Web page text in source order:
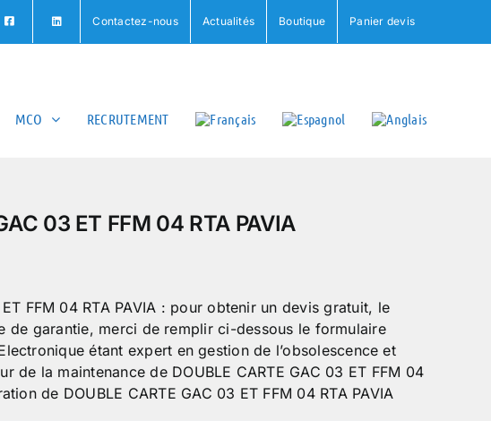
Contactez-nous Actualités Boutique Panier devis
MCO RECRUTEMENT
03 ET FFM 04 RTA PAVIA
ET FFM 04 RTA PAVIA : pour obtenir un devis gratuit, le
de garantie, merci de remplir ci-dessous le formulaire
étant expert en gestion de l’obsolescence et
de la maintenance de DOUBLE CARTE GAC 03 ET FFM 04
de DOUBLE CARTE GAC 03 ET FFM 04 RTA PAVIA